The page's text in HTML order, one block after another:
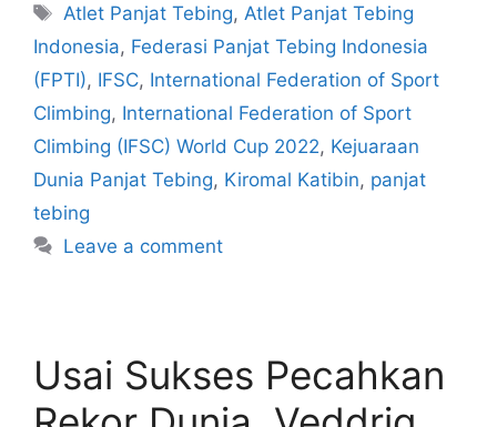
Atlet Panjat Tebing, Atlet Panjat Tebing
Indonesia, Federasi Panjat Tebing Indonesia
(FPTI), IFSC, International Federation of Sport
Climbing, International Federation of Sport
Climbing (IFSC) World Cup 2022, Kejuaraan
Dunia Panjat Tebing, Kiromal Katibin, panjat
tebing
Leave a comment
Usai Sukses Pecahkan